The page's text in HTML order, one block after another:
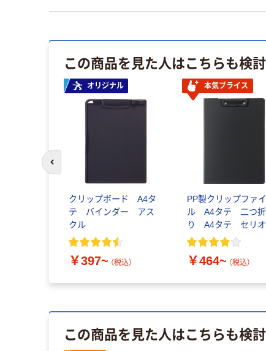
この商品を見た人はこちらも検
オリジナル
クリップボード A4タ
テ バインダー アス
クル
￥397~ （税込）
本気プライス
PP製クリップファイ
ル A4タテ 二つ折
り A4タテ セリオ
￥464~ （税込）
前のスライドへ
この商品を見た人はこちらも検